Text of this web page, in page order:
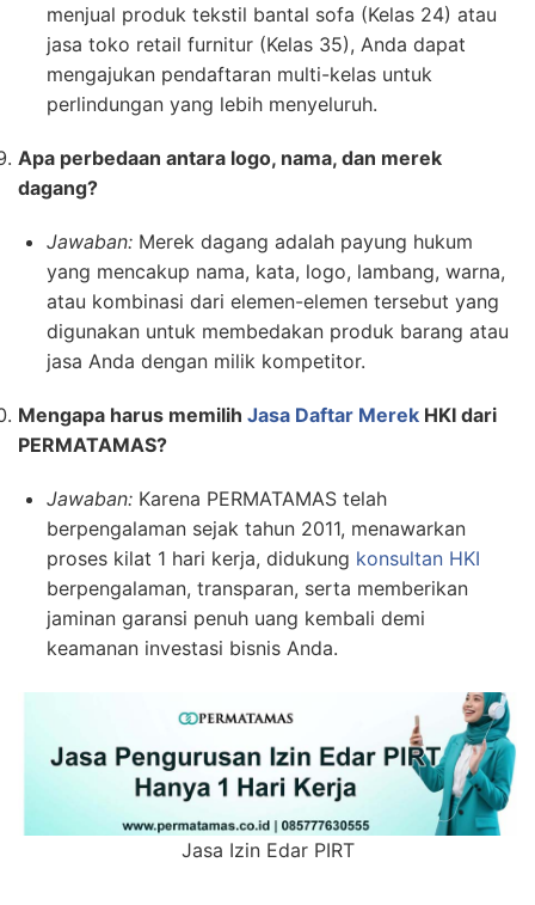
menjual produk tekstil bantal sofa (Kelas 24) atau
jasa toko retail furnitur (Kelas 35), Anda dapat
mengajukan pendaftaran multi-kelas untuk
perlindungan yang lebih menyeluruh.
Apa perbedaan antara logo, nama, dan merek
dagang?
Jawaban: Merek dagang adalah payung hukum
yang mencakup nama, kata, logo, lambang, warna,
atau kombinasi dari elemen-elemen tersebut yang
digunakan untuk membedakan produk barang atau
jasa Anda dengan milik kompetitor.
Mengapa harus memilih Jasa Daftar Merek HKI dari
PERMATAMAS?
Jawaban: Karena PERMATAMAS telah
berpengalaman sejak tahun 2011, menawarkan
proses kilat 1 hari kerja, didukung konsultan HKI
berpengalaman, transparan, serta memberikan
jaminan garansi penuh uang kembali demi
keamanan investasi bisnis Anda.
Jasa Izin Edar PIRT